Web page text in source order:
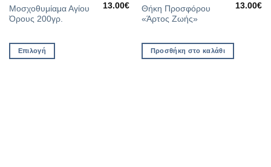
στη Λίστα
Επιθυμιών
Μοσχοθυμίαμα Αγίου
Όρους 200γρ.
13.00€
Επιλογή
Αυτό
το
έχει
πολλαπλές
στη Λίστα
Θήκη Προσφόρου
«Άρτος Ζωής»
13.00€
Προσθήκη στο καλάθι